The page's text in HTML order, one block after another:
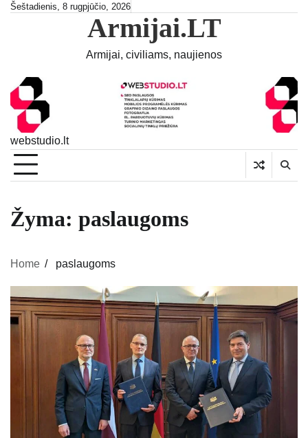
SkipŠeštadienis, 8 rugpjūčio, 2026
Armijai.LT
Armijai, civiliams, naujienos
webstudio.lt
Žyma: paslaugoms
Home paslaugoms